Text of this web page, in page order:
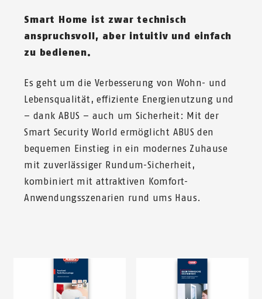
Smart Home ist zwar technisch
anspruchsvoll, aber intuitiv und einfach
zu bedienen.
Es geht um die Verbesserung von Wohn- und
Lebensqualität, effiziente Energienutzung und
– dank ABUS – auch um Sicherheit: Mit der
Smart Security World ermöglicht ABUS den
bequemen Einstieg in ein modernes Zuhause
mit zuverlässiger Rundum-Sicherheit,
kombiniert mit attraktiven Komfort-
Anwendungsszenarien rund ums Haus.